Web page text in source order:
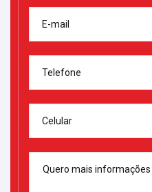
E-mail
Telefone
Celular